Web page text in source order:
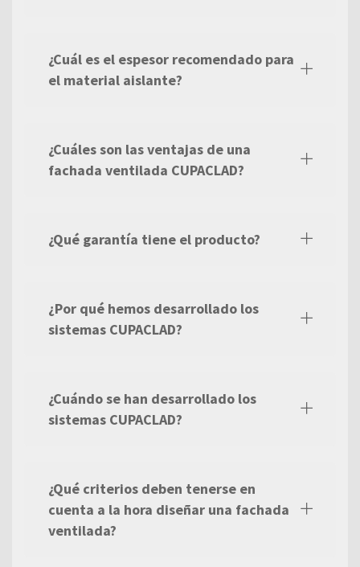
¿Cuál es el espesor recomendado para
el material aislante?
¿Cuáles son las ventajas de una
fachada ventilada CUPACLAD?
¿Qué garantía tiene el producto?
¿Por qué hemos desarrollado los
sistemas CUPACLAD?
¿Cuándo se han desarrollado los
sistemas CUPACLAD?
¿Qué criterios deben tenerse en
cuenta a la hora diseñar una fachada
ventilada?